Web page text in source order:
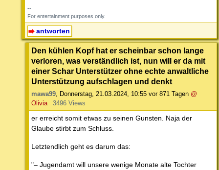
--
For entertainment purposes only.
antworten
Den kühlen Kopf hat er scheinbar schon lange
verloren, was verständlich ist, nun will er da mit
einer Schar Unterstützer ohne echte anwaltliche
Unterstützung aufschlagen und denkt
mawa99 Donnerstag, 21.03.2024, 10:55 vor 871 Tagen @
Olivia
3496 Views
er erreicht somit etwas zu seinen Gunsten. Naja der
Glaube stirbt zum Schluss.
Letztendlich geht es darum das:
"– Jugendamt will unsere wenige Monate alte Tochter